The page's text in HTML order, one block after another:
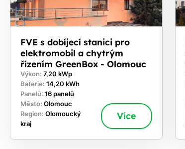
FVE s dobíjecí stanici pro
elektromobil a chytrým
řízením GreenBox - Olomouc
Výkon: 7,20 kWp
Baterie: 14,20 kWh
Panelů: 16 panelů
Město: Olomouc
Region: Olomoucký
kraj
Více